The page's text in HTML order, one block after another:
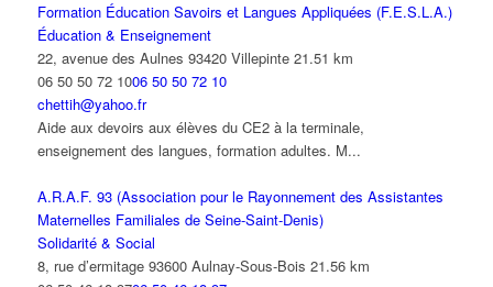
Formation Éducation Savoirs et Langues Appliquées (F.E.S.L.A.)
Éducation & Enseignement
22, avenue des Aulnes 93420 Villepinte 21.51 km
06 50 50 72 1006 50 50 72 10
chettih@yahoo.fr
Aide aux devoirs aux élèves du CE2 à la terminale,
enseignement des langues, formation adultes. M...
A.R.A.F. 93 (Association pour le Rayonnement des Assistantes
Maternelles Familiales de Seine-Saint-Denis)
Solidarité & Social
8, rue d’ermitage 93600 Aulnay-Sous-Bois 21.56 km